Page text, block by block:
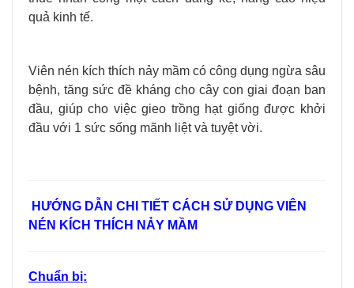
quả kinh tế.
Viên nén kích thích nảy mầm có công dụng ngừa sâu
bệnh, tăng sức đề kháng cho cây con giai đoạn ban
đầu, giúp cho việc gieo trồng hạt giống được khởi
đầu với 1 sức sống mãnh liệt và tuyệt vời.
HƯỚNG DẪN CHI TIẾT CÁCH SỬ DỤNG VIÊN
NÉN KÍCH THÍCH NẢY MẦM
Chuẩn bị: